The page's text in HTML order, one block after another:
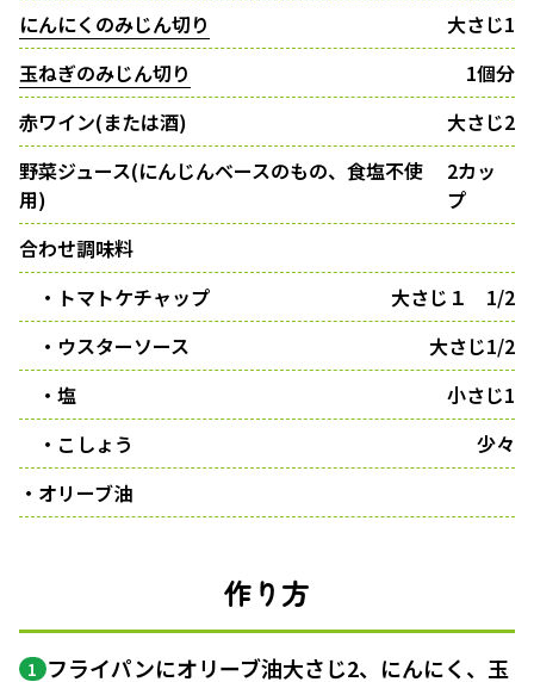
にんにくのみじん切り
大さじ1
玉ねぎのみじん切り
1個分
赤ワイン(または酒)
大さじ2
野菜ジュース(にんじんベースのもの、食塩不使
用)
2カッ
プ
合わせ調味料
・トマトケチャップ
大さじ１ 1/2
・ウスターソース
大さじ1/2
・塩
小さじ1
・こしょう
少々
・オリーブ油
作り方
1 フライパンにオリーブ油大さじ2、にんにく、玉